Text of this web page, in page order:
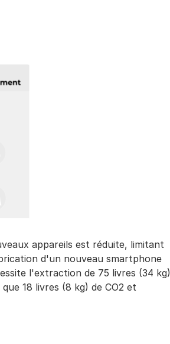
appareils est réduite, limitant
d'un nouveau smartphone
l'extraction de 75 livres (34 kg)
18 livres (8 kg) de CO2 et